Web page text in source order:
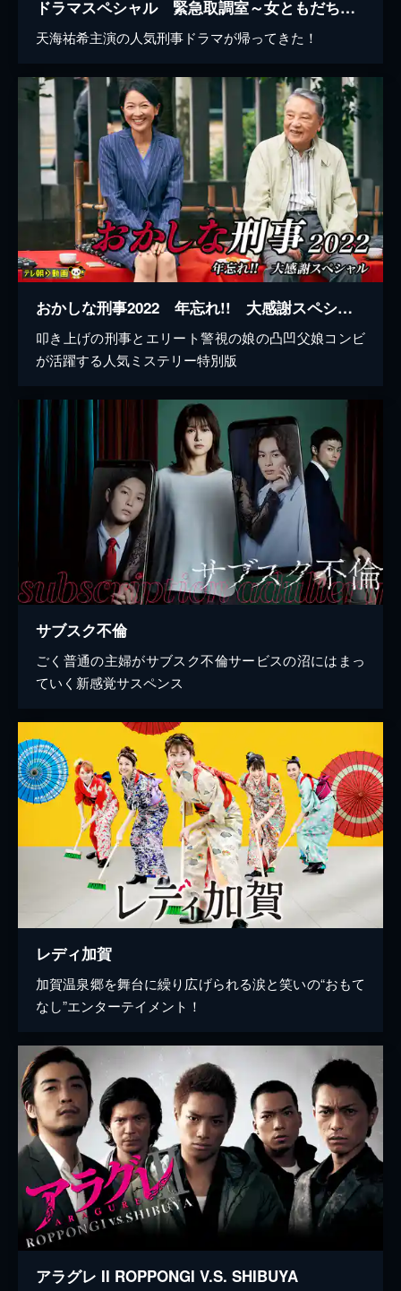
ドラマスペシャル 緊急取調室～女ともだち～（2015年9月27日放送）
天海祐希主演の人気刑事ドラマが帰ってきた！
おかしな刑事2022 年忘れ!! 大感謝スペシャル
叩き上げの刑事とエリート警視の娘の凸凹父娘コンビ
が活躍する人気ミステリー特別版
サブスク不倫
ごく普通の主婦がサブスク不倫サービスの沼にはまっ
ていく新感覚サスペンス
レディ加賀
加賀温泉郷を舞台に繰り広げられる涙と笑いの“おもて
なし”エンターテイメント！
アラグレ II ROPPONGI V.S. SHIBUYA